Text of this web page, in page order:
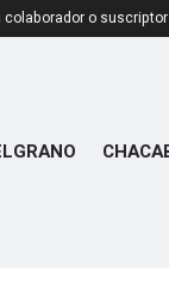
atención en la
finalizar las
colaborador o